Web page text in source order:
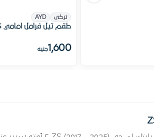
تركى AYD
طقم تيل فرامل امامي MG ZS
1,600جنيه